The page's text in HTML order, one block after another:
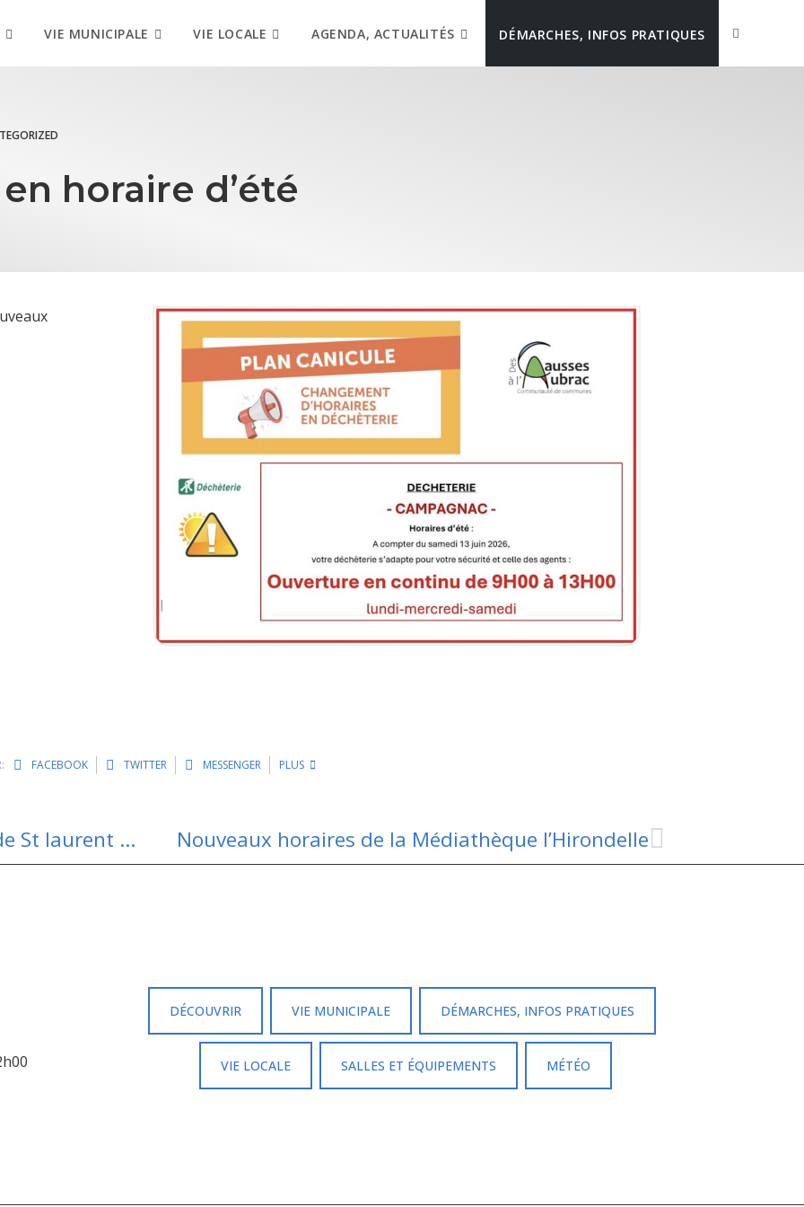
VIE MUNICIPALE VIE LOCALE AGENDA, ACTUALITÉS DÉMARCHES, INFOS PRATIQUES
horaire d’été
FACEBOOK TWITTER MESSENGER PLUS
Les élèves cultivent leur jardin à l’école de St laurent d’Olt Nouveaux horaires de la Médiathèque l’Hirondelle
DÉCOUVRIR VIE MUNICIPALE DÉMARCHES, INFOS PRATIQUES
VIE LOCALE SALLES ET ÉQUIPEMENTS MÉTÉO